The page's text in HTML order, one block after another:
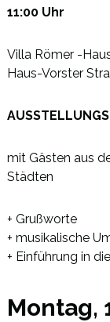
11:00 Uhr
Villa Römer -
Haus-Vorster
mit Gästen aus
Städten
+ Grußworte
+ musikalische
+ Einführung in
Montag,